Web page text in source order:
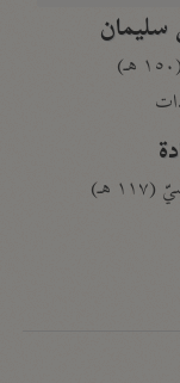
سليمان
هـ)